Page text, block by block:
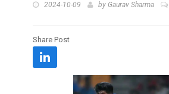
2024-10-09 by Gaurav Sharma
Share Post